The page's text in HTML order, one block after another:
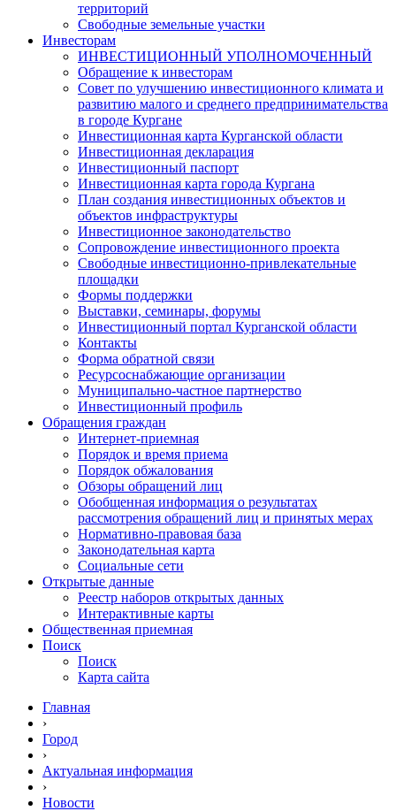
территорий
Свободные земельные участки
Инвесторам
ИНВЕСТИЦИОННЫЙ УПОЛНОМОЧЕННЫЙ
Обращение к инвесторам
Совет по улучшению инвестиционного климата и
развитию малого и среднего предпринимательства
в городе Кургане
Инвестиционная карта Курганской области
Инвестиционная декларация
Инвестиционный паспорт
Инвестиционная карта города Кургана
План создания инвестиционных объектов и
объектов инфраструктуры
Инвестиционное законодательство
Сопровождение инвестиционного проекта
Свободные инвестиционно-привлекательные
площадки
Формы поддержки
Выставки, семинары, форумы
Инвестиционный портал Курганской области
Контакты
Форма обратной связи
Ресурсоснабжающие организации
Муниципально-частное партнерство
Инвестиционный профиль
Обращения граждан
Интернет-приемная
Порядок и время приема
Порядок обжалования
Обзоры обращений лиц
Обобщенная информация о результатах
рассмотрения обращений лиц и принятых мерах
Нормативно-правовая база
Законодательная карта
Социальные сети
Открытые данные
Реестр наборов открытых данных
Интерактивные карты
Общественная приемная
Поиск
Поиск
Карта сайта
Главная
›
Город
›
Актуальная информация
›
Новости